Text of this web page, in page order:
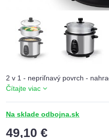
2 v 1 - nepriľnavý povrch -
Čítajte viac
Na sklade odbojna.sk
49,10 €